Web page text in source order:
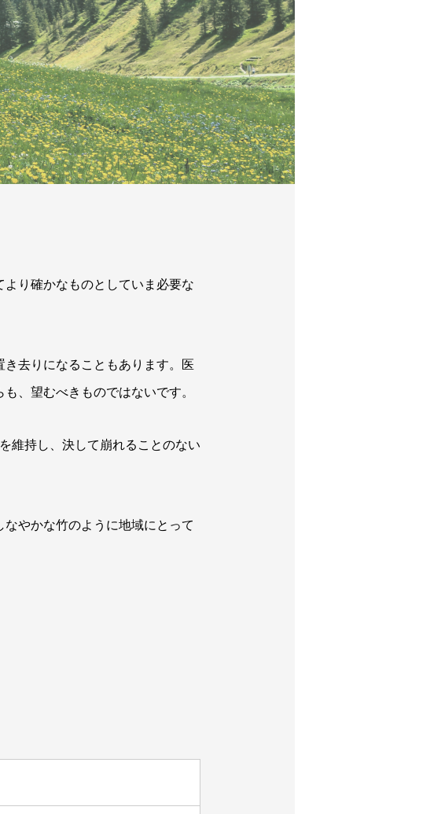
より確かなものとしていま必要な
去りになることもあります。医
も、望むべきものではないです。
維持し、決して崩れることのない
やかな竹のように地域にとって